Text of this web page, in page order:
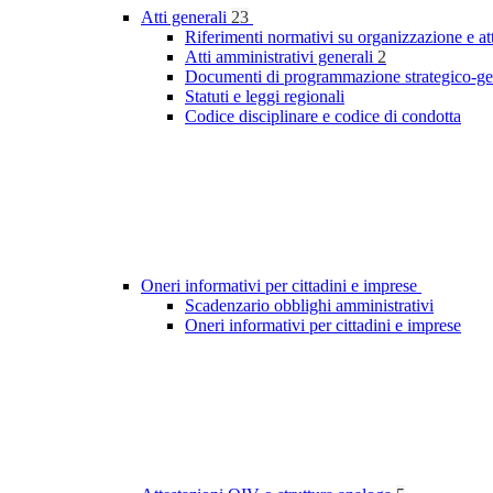
Atti generali 23
Riferimenti normativi su organizzazione e
Atti amministrativi generali 2
Documenti di programmazione strategico-
Statuti e leggi regionali
Codice disciplinare e codice di condotta
Oneri informativi per cittadini e imprese
Scadenzario obblighi amministrativi
Oneri informativi per cittadini e imprese